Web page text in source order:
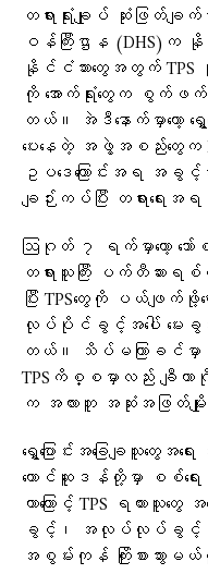
တရားရုံးချုပ် ဆုံးဖြတ်ချ
ဝန်ကြီးဌာန (DHS)က
နိုင်ငံသားတွေအတွက်
ကို အောက်ရုံးတွေက စွက်
တယ်။ အဲဒီနောက်မှာတော့
ပေးနေတဲ့ အဖွဲ့အစည်းတွေက
ဥပဒေကြောင်းအရ အခွ
ချဉ်းကပ်ပြီး တရားရေး
ဩဂုတ် ၇ ရက်မှာတော့
တရားသူကြီး ပက်တီဆား
ပြီး TPSတွေကို ပယ်ဖျက်ဖို့
လုပ်ပိုင်ခွင့်အပေါ် မေး
တယ်။ သိပ်မကြာခင်မှာ
TPSကိစ္စမှာလည်း ချီ
က အလားတူ အဆုံးအဖြတ်မ
ရွှေ့ပြောင်းအခြေချသူတွေအ
တောင်ဆူဒန်တို့မှာ စစ်ရ
တာကြောင့် TPS ရထား
ခွင့်၊ အလုပ်လုပ်ခွင့် ဆက်
အစွမ်းကုန် ကြိုးစားသွားမယ်လို့